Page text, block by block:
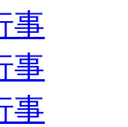
事
事
事